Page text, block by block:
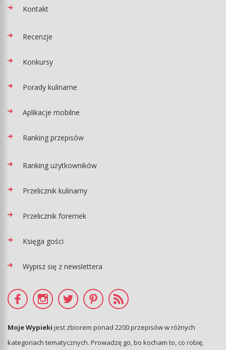
Kontakt
Recenzje
Konkursy
Porady kulinarne
Aplikacje mobilne
Ranking przepisów
Ranking użytkowników
Przelicznik kulinarny
Przelicznik foremek
Księga gości
Wypisz się z newslettera
Moje Wypieki jest zbiorem ponad 2200 przepisów w różnych
kategoriach tematycznych. Prowadzę go, bo kocham to, co robię.